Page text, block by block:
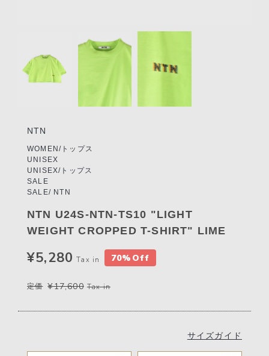
アカウントの管理
お支払いについて
Privacy Policy
3
NTN
WOMEN/トップス
UNISEX
UNISEX/トップス
SALE
SALE/ NTN
NTN U24S-NTN-TS10 "LIGHT
WEIGHT CROPPED T-SHIRT" LIME
¥5,280 Tax in 70%Off
定価 ¥17,600 Tax in
サイズガイド